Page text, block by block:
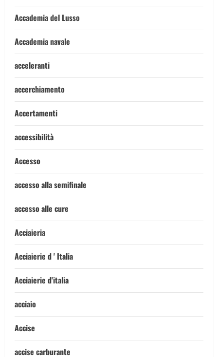
Accademia del Lusso
Accademia navale
acceleranti
accerchiamento
Accertamenti
accessibilità
Accesso
accesso alla semifinale
accesso alle cure
Acciaieria
Acciaierie d ' Italia
Acciaierie d'italia
acciaio
Accise
accise carburante